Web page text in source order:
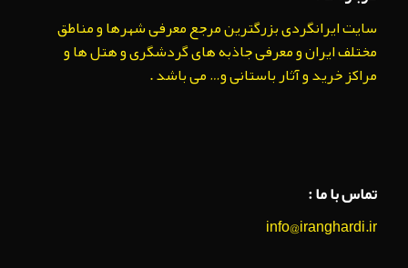
سایت ایرانگردی بزرگترین مرجع معرفی شهرها و مناطق
مختلف ایران و معرفی جاذبه های گردشگری و هتل ها و
مراکز خرید و آثار باستانی و… می باشد .
تماس با ما :
info@iranghardi.ir